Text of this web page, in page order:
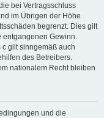
bei Vertragsschluss
im Übrigen der Höhe
begrenzt. Dies gilt
Gewinn.
gilt sinngemäß auch
des Betreibers.
nationalem Recht bleiben
und die